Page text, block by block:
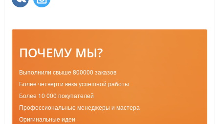
ПОЧЕМУ МЫ?
Выполнили свыше 800000 заказов
Более четверти века успешной работы
Более 10 000 покупателей
Профессиональные менеджеры и мастера
Оригинальные идеи